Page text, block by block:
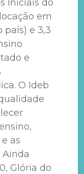
Iniciais do
em
país) e 3,3
e
O Ideb
as
Glória do